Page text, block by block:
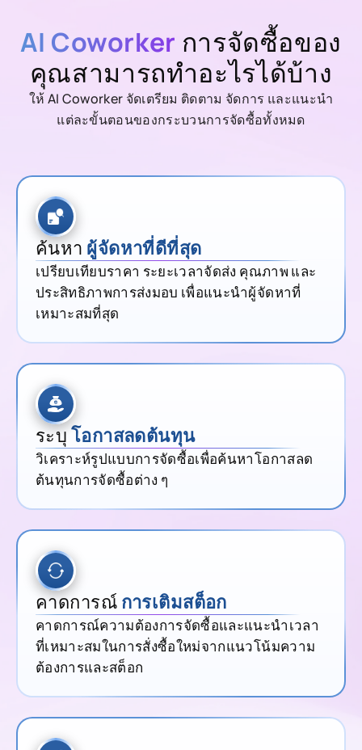
AI Coworker การจัดซื้อของ
คุณสามารถทำอะไรได้บ้าง
ให้ AI Coworker จัดเตรียม ติดตาม จัดการ และแนะนำ
แต่ละขั้นตอนของกระบวนการจัดซื้อทั้งหมด
ค้นหา ผู้จัดหาที่ดีที่สุด
เปรียบเทียบราคา ระยะเวลาจัดส่ง คุณภาพ และ
ประสิทธิภาพการส่งมอบ เพื่อแนะนำผู้จัดหาที่
เหมาะสมที่สุด
ระบุโอกาสลดต้นทุน
วิเคราะห์รูปแบบการจัดซื้อเพื่อค้นหาโอกาสลด
ต้นทุนการจัดซื้อต่าง ๆ
คาดการณ์ การเติมสต็อก
คาดการณ์ความต้องการจัดซื้อและแนะนำเวลา
ที่เหมาะสมในการสั่งซื้อใหม่จากแนวโน้มความ
ต้องการและสต็อก